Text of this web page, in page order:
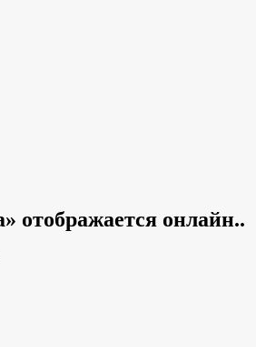
отображается онлайн..